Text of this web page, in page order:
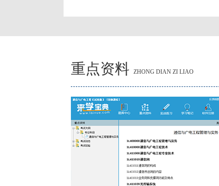
重点资料 ZHONG DIAN ZI LIAO